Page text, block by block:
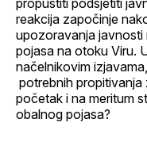
reakcija započinje
upozoravanja
pojasa na otoku Viru.
načelnikovim
potrebnih
početak i na meritum
obalnog pojasa?